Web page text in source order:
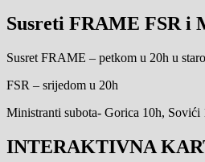
Susreti FRAME FSR i
Susret FRAME – petkom u 20h u
FSR – srijedom u 20h
Ministranti subota- Gorica 10h, Sovići
INTERAKTIVNA